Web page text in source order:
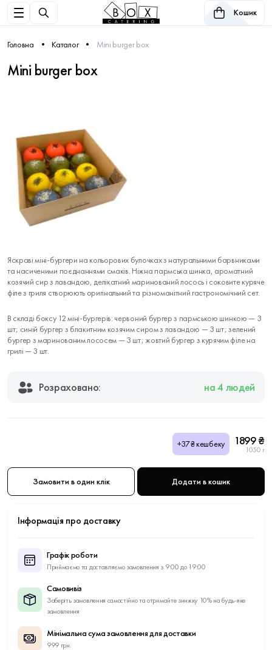
Кошик
Головна Каталог Mini burger box
Mini burger box
Яскраві міні-бургери на кольорових булочках з натуральними барвниками
та насиченими поєднаннями смаків. Ніжна пармська шинка, ароматний
козячий сир з лавандою, делікатний маринований лосось і соковите куряче
філе з гриля створюють оригінальний та різноманітний гастрономічний сет.
В складі боксу 12 міні-бургерів: червоний бургер з пармською шинкою — 3
шт; синій бургер з блакитним козячим сиром з лавандою — 3 шт; зелений
бургер з маринованим лососем — 3 шт; жовтий бургер з курячим філе на
грилі — 3 шт.
Розраховано: на 4 людей
+37₴ кешбеку 1899 ₴
1050 г
Замовити в один клік Додати в кошик
Інформація про доставку
Графік роботи
Приймаємо та доставляємо замовлення з 9:00 до 19:00
Самовивіз
Заберіть замовлення самостійно та отримайте знижку 10% на будь-яке
замовлення
Мінімальна сума замовлення для доставки
999 грн.